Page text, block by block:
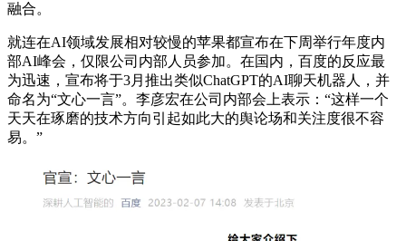
融合。
就连在AI领域发展相对较慢的苹果都宣布在下周举行年度内
部AI峰会，仅限公司内部人员参加。在国内，百度的反应最
为迅速，宣布将于3月推出类似ChatGPT的AI聊天机器人，并
命名为“文心一言”。李彦宏在公司内部会上表示：“这样一个
天天在琢磨的技术方向引起如此大的舆论场和关注度很不容
易。”